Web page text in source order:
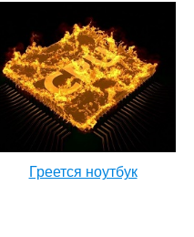
Греется ноутбук